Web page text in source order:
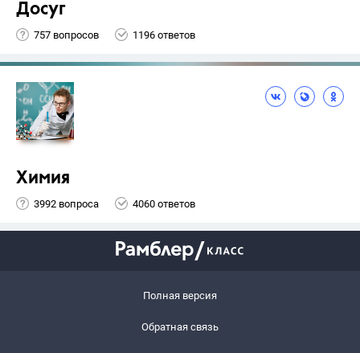
Досуг
757 вопросов 1196 ответов
Химия
3992 вопроса 4060 ответов
Полная версия
Обратная связь